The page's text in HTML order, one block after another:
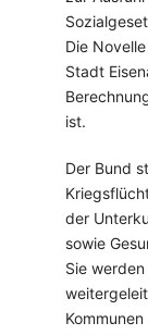
Die
Stadt
ist.
Der Bund
der
sowie
Sie